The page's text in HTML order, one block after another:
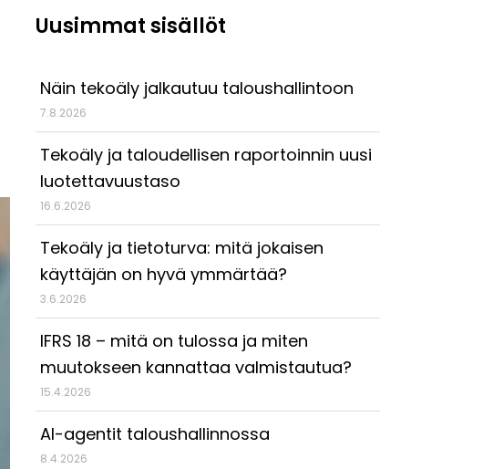
Uusimmat sisällöt
Näin tekoäly jalkautuu taloushallintoon
7.8.2026
Tekoäly ja taloudellisen raportoinnin uusi
luotettavuustaso
16.6.2026
Tekoäly ja tietoturva: mitä jokaisen
käyttäjän on hyvä ymmärtää?
3.6.2026
IFRS 18 – mitä on tulossa ja miten
muutokseen kannattaa valmistautua?
15.4.2026
AI-agentit taloushallinnossa
8.4.2026